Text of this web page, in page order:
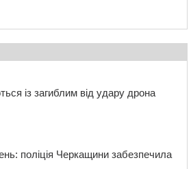
із загиблим від удару дрона
поліція Черкащини забезпечила